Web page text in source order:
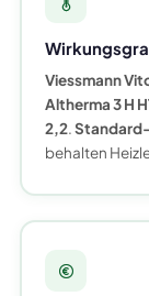
Viessmann
Altherma 3 H
2,2.
behalten